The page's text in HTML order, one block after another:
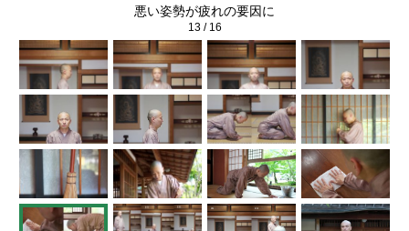
悪い姿勢が疲れの要因に
13/ 16